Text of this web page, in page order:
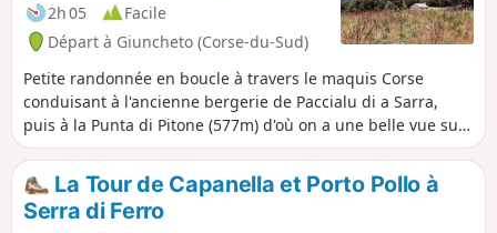
2h 05
Facile
Départ à Giuncheto (Corse-du-Sud)
Petite randonnée en boucle à travers le maquis Corse
conduisant à l'ancienne bergerie de Paccialu di a Sarra,
puis à la Punta di Pitone (577m) d'où on a une belle vue sur
le village de Giuncheto, la vallée de l'Ortolu et la montagne
de Cagna.
La Tour de Capanella et Porto Pollo à
Serra di Ferro